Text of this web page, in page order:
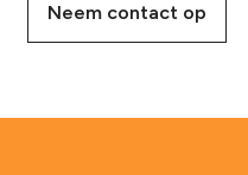
Neem contact op